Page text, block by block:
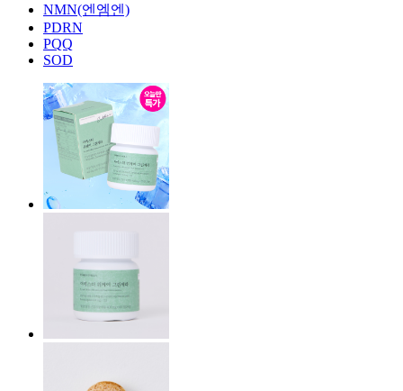
NMN(엔엠엔)
PDRN
PQQ
SOD